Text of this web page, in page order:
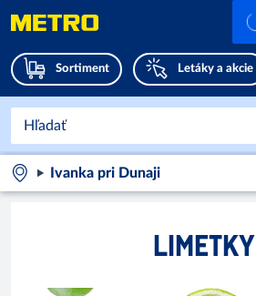
Sortiment Letáky a akcie
Ivanka pri Dunaji
LIMETKY